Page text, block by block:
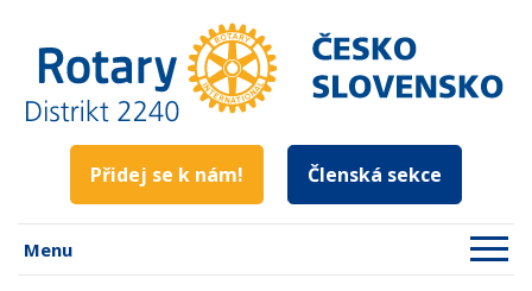
Přidej se k nám! Členská sekce
Menu